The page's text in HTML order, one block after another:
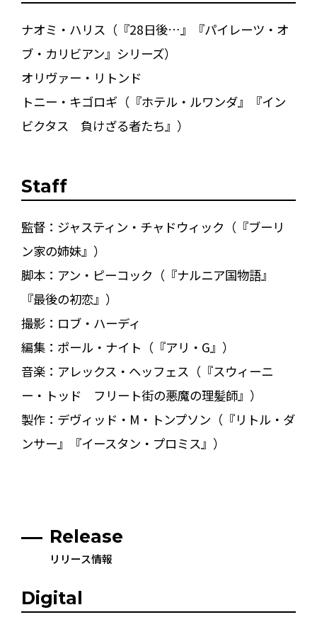
ナオミ・ハリス（『28日後…』『パイレーツ・オ
ブ・カリビアン』シリーズ）
オリヴァー・リトンド
トニー・キゴロギ（『ホテル・ルワンダ』『イン
ビクタス 負けざる者たち』）
Staff
監督：ジャスティン・チャドウィック（『ブーリ
ン家の姉妹』）
脚本：アン・ピーコック（『ナルニア国物語』
『最後の初恋』）
撮影：ロブ・ハーディ
編集：ポール・ナイト（『アリ・G』）
音楽：アレックス・ヘッフェス（『スウィーニ
ー・トッド フリート街の悪魔の理髪師』）
製作：デヴィッド・M・トンプソン（『リトル・ダ
ンサー』『イースタン・プロミス』）
Release
リリース情報
Digital